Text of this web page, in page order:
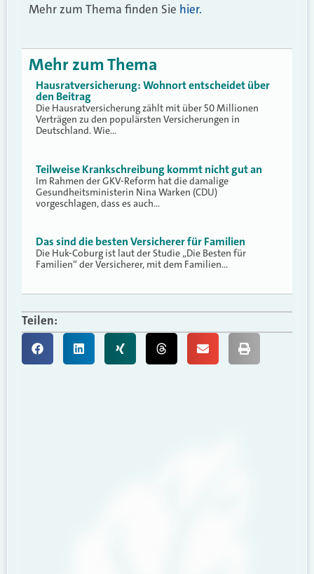
Mehr zum Thema finden Sie hier.
Mehr zum Thema
Hausratversicherung: Wohnort entscheidet über
den Beitrag
Die Hausratversicherung zählt mit über 50 Millionen
Verträgen zu den populärsten Versicherungen in
Deutschland. Wie…
Teilweise Krankschreibung kommt nicht gut an
Im Rahmen der GKV-Reform hat die damalige
Gesundheitsministerin Nina Warken (CDU)
vorgeschlagen, dass es auch…
Das sind die besten Versicherer für Familien
Die Huk-Coburg ist laut der Studie „Die Besten für
Familien“ der Versicherer, mit dem Familien…
Teilen: